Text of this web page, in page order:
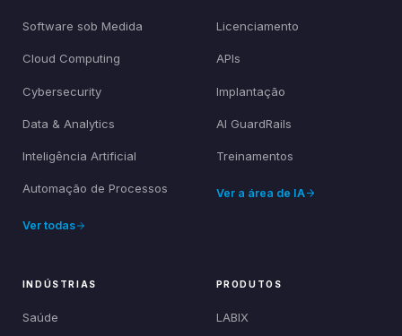
Software sob Medida
Cloud Computing
Cybersecurity
Data & Analytics
Inteligência Artificial
Automação de Processos
Ver todas
Licenciamento
APIs
Implantação
AI GuardRails
Treinamentos
Ver a área de IA
INDÚSTRIAS
Saúde
PRODUTOS
LABIX